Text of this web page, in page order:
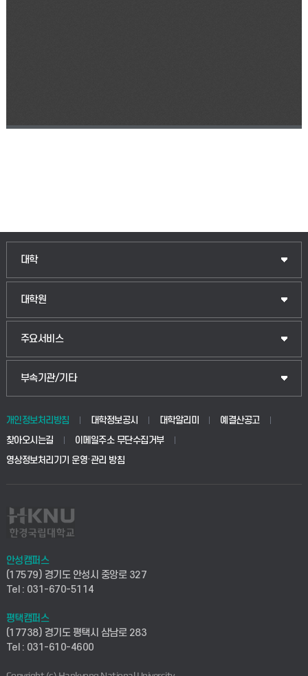
대학
인문융합공공인재학부
법경영학부
생명공학부
사회안전시스템공학부
컴퓨터응용수학부
ICT로봇기계공학부
전자전기공학부
대학원
일반대학원
산업대학원
공공정책대학원
교육대학원
주요서비스
입학안내
웹메일
학사시스템(전문학사 및 전공심화)
사이버캠퍼스(전문학사 및 전공심화)
시설바로처리서비스
연구실안전관리시스템
산학연구관리시스템
부속기관/기타
중앙도서관
학생생활관(안성)
산학협력단
취업지원센터
창업지원센터
현장실습지원센터
개인정보처리방침 대학정보공시 대학알리미
예결산공고
찾아오시는길
이메일주소 무단수집거부
영상정보처리기기 운영·관리 방침
안성캠퍼스
(17579) 경기도 안성시 중앙로 327
Tel : 031-670-5114
평택캠퍼스
(17738) 경기도 평택시 삼남로 283
Tel : 031-610-4600